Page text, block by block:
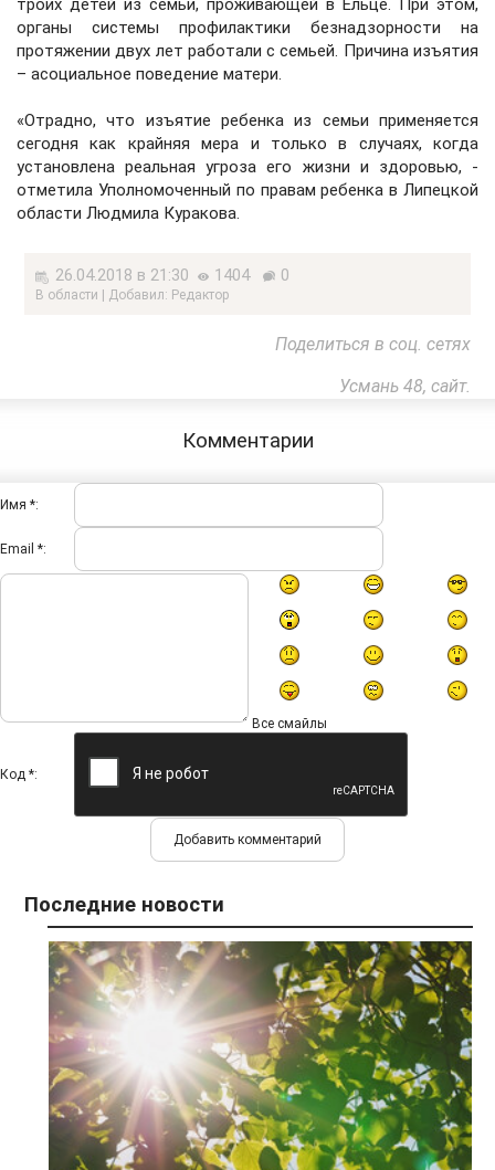
троих детей из семьи, проживающей в Ельце. При этом,
органы системы профилактики безнадзорности на
протяжении двух лет работали с семьей. Причина изъятия
– асоциальное поведение матери.
«Отрадно, что изъятие ребенка из семьи применяется
сегодня как крайняя мера и только в случаях, когда
установлена реальная угроза его жизни и здоровью, -
отметила Уполномоченный по правам ребенка в Липецкой
области Людмила Куракова.
26.04.2018 в 21:30 1404 0
В области | Добавил: Редактор
Поделиться в соц. сетях
Усмань 48, сайт.
Комментарии
Имя *:
Email *:
Все смайлы
Код *:
Последние новости